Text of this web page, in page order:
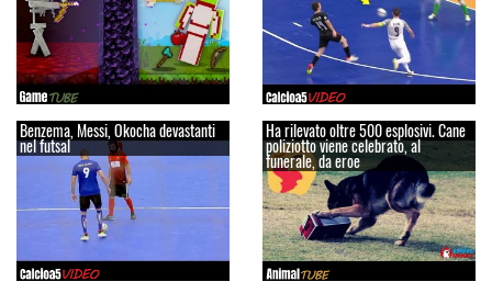
Benzema, Messi, Okocha devastanti
nel futsal
Ha rilevato oltre 500 esplosivi. Cane
poliziotto viene celebrato, al
funerale, da eroe